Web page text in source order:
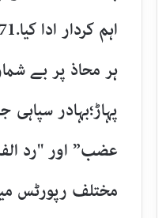
ہر محاذ پر بے
پہاڑ؛بہادر
عضب” اور "رد
مختلف رپورٹس